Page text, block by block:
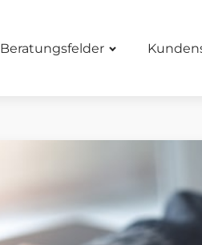
Beratungsfelder